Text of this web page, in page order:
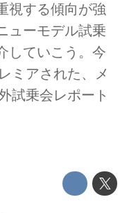
視する傾向が強
ューモデル試乗
していこう。今
ミアされた、メ
試乗会レポート